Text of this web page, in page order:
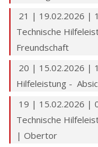
21 | 19.02.2026 |
Technische
Freundschaft
20 | 15.02.2026 |
Hilfeleistung -
19 | 15.02.2026 |
Technische
| Obertor